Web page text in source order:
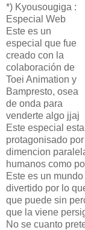
*) Kyousougiga :
Especial Web
Este es un
especial que fue
creado con la
colaboración de
Toei Animation y
Bampresto, osea
de onda para
venderte algo jjaj
Este especial esta
protagonisado
dimencion
humanos como
Este es un
divertido por lo
que puede sin
que la viene
No se cuanto